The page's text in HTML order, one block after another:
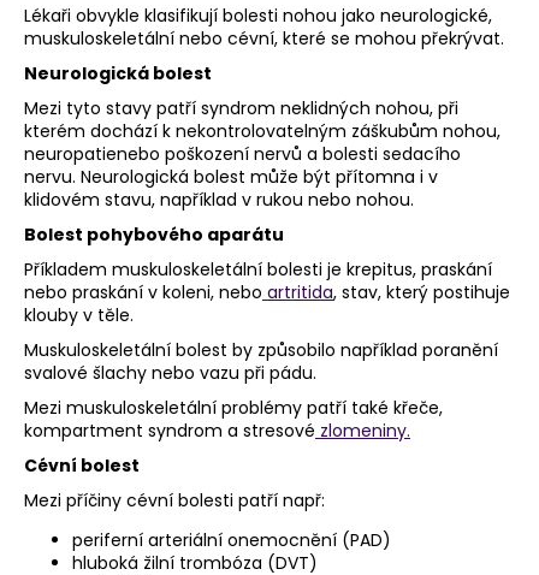
Lékaři obvykle klasifikují bolesti nohou jako neurologické,
muskuloskeletální nebo cévní, které se mohou překrývat.
Neurologická bolest
Mezi tyto stavy patří syndrom neklidných nohou, při
kterém dochází k nekontrolovatelným záškubům nohou,
neuropatienebo poškození nervů a bolesti sedacího
nervu. Neurologická bolest může být přítomna i v
klidovém stavu, například v rukou nebo nohou.
Bolest pohybového aparátu
Příkladem muskuloskeletální bolesti je krepitus, praskání
nebo praskání v koleni, nebo artritida, stav, který postihuje
klouby v těle.
Muskuloskeletální bolest by způsobilo například poranění
svalové šlachy nebo vazu při pádu.
Mezi muskuloskeletální problémy patří také křeče,
kompartment syndrom a stresové zlomeniny.
Cévní bolest
Mezi příčiny cévní bolesti patří např:
periferní arteriální onemocnění (PAD)
hluboká žilní trombóza (DVT)